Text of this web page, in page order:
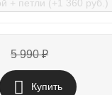
5 990₽
Купить